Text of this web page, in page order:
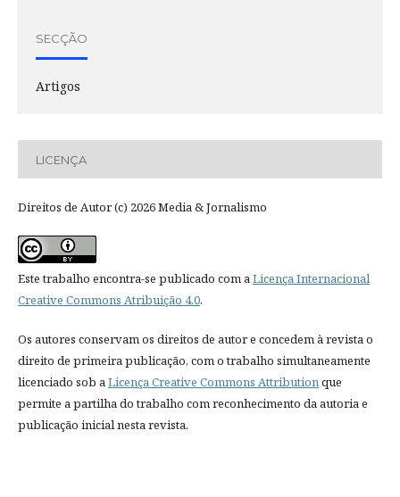
SECÇÃO
Artigos
LICENÇA
Direitos de Autor (c) 2026 Media & Jornalismo
Este trabalho encontra-se publicado com aLicença Internacional
Creative Commons Atribuição 4.0.
Os autores conservam os direitos de autor e concedem à revista o
direito de primeira publicação, com o trabalho simultaneamente
licenciado sob aLicença Creative Commons Attributionque
permite a partilha do trabalho com reconhecimento da autoria e
publicação inicial nesta revista.